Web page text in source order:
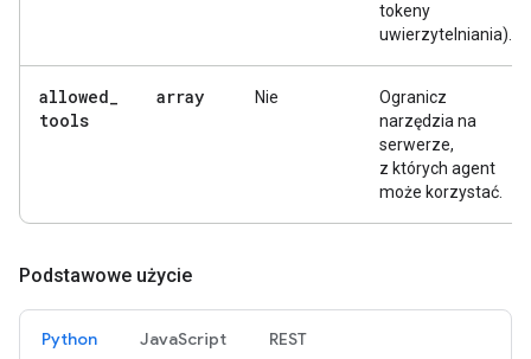
tokeny
uwierzytelniania).
allowed_
tools
array Nie
Ogranicz
narzędzia na
serwerze,
z których agent
może korzystać.
Podstawowe użycie
Python JavaScript REST